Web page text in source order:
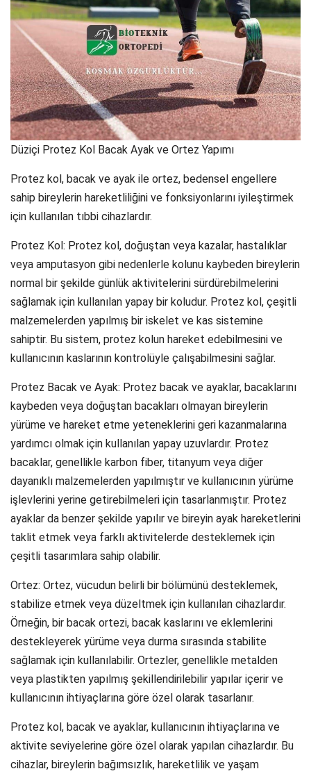
Düziçi Protez Kol Bacak Ayak ve Ortez Yapımı
Protez kol, bacak ve ayak ile ortez, bedensel engellere
sahip bireylerin hareketliliğini ve fonksiyonlarını iyileştirmek
için kullanılan tıbbi cihazlardır.
Protez Kol: Protez kol, doğuştan veya kazalar, hastalıklar
veya amputasyon gibi nedenlerle kolunu kaybeden bireylerin
normal bir şekilde günlük aktivitelerini sürdürebilmelerini
sağlamak için kullanılan yapay bir koludur. Protez kol, çeşitli
malzemelerden yapılmış bir iskelet ve kas sistemine
sahiptir. Bu sistem, protez kolun hareket edebilmesini ve
kullanıcının kaslarının kontrolüyle çalışabilmesini sağlar.
Protez Bacak ve Ayak: Protez bacak ve ayaklar, bacaklarını
kaybeden veya doğuştan bacakları olmayan bireylerin
yürüme ve hareket etme yeteneklerini geri kazanmalarına
yardımcı olmak için kullanılan yapay uzuvlardır. Protez
bacaklar, genellikle karbon fiber, titanyum veya diğer
dayanıklı malzemelerden yapılmıştır ve kullanıcının yürüme
işlevlerini yerine getirebilmeleri için tasarlanmıştır. Protez
ayaklar da benzer şekilde yapılır ve bireyin ayak hareketlerini
taklit etmek veya farklı aktivitelerde desteklemek için
çeşitli tasarımlara sahip olabilir.
Ortez: Ortez, vücudun belirli bir bölümünü desteklemek,
stabilize etmek veya düzeltmek için kullanılan cihazlardır.
Örneğin, bir bacak ortezi, bacak kaslarını ve eklemlerini
destekleyerek yürüme veya durma sırasında stabilite
sağlamak için kullanılabilir. Ortezler, genellikle metalden
veya plastikten yapılmış şekillendirilebilir yapılar içerir ve
kullanıcının ihtiyaçlarına göre özel olarak tasarlanır.
Protez kol, bacak ve ayaklar, kullanıcının ihtiyaçlarına ve
aktivite seviyelerine göre özel olarak yapılan cihazlardır. Bu
cihazlar, bireylerin bağımsızlık, hareketlilik ve yaşam